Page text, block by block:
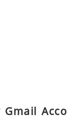
Acco